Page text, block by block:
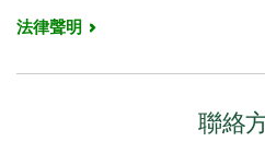
法律聲明
聯絡